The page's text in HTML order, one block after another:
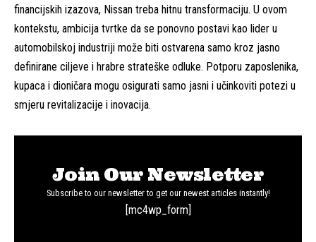
financijskih izazova, Nissan treba hitnu transformaciju. U ovom
kontekstu, ambicija tvrtke da se ponovno postavi kao lider u
automobilskoj industriji može biti ostvarena samo kroz jasno
definirane ciljeve i hrabre strateške odluke. Potporu zaposlenika,
kupaca i dioničara mogu osigurati samo jasni i učinkoviti potezi u
smjeru revitalizacije i inovacija.
Join Our Newsletter
Subscribe to our newsletter to get our newest articles instantly!
[mc4wp_form]